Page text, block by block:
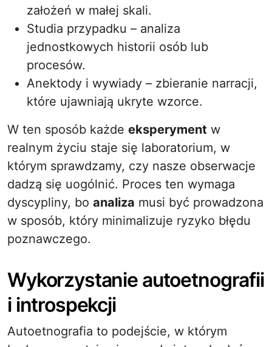
założeń w małej skali.
Studia przypadku – analiza
jednostkowych historii osób lub
procesów.
Anektody i wywiady – zbieranie narracji,
które ujawniają ukryte wzorce.
W ten sposób każde eksperyment w
realnym życiu staje się laboratorium, w
którym sprawdzamy, czy nasze obserwacje
dadzą się uogólnić. Proces ten wymaga
dyscypliny, bo analiza musi być prowadzona
w sposób, który minimalizuje ryzyko błędu
poznawczego.
Wykorzystanie autoetnografii
i introspekcji
Autoetnografia to podejście, w którym